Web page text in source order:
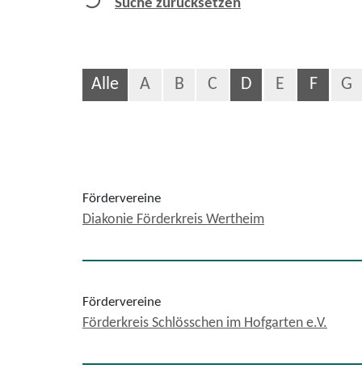
Suche zurücksetzen
Alle A B C D E F G
Fördervereine
Diakonie Förderkreis Wertheim
Fördervereine
Förderkreis Schlösschen im Hofgarten e.V.